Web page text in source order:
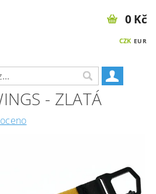
CZK EUR
0 Kč
- ZLATÁ